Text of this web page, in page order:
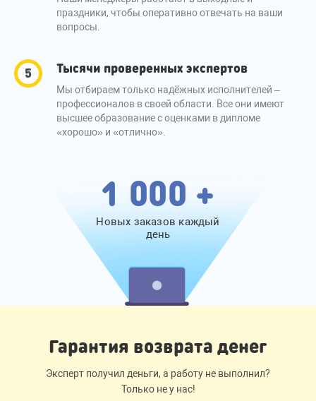
праздники, чтобы оперативно отвечать на ваши
вопросы.
Тысячи проверенных экспертов
Мы отбираем только надёжных исполнителей –
профессионалов в своей области. Все они имеют
высшее образование с оценками в дипломе
«хорошо» и «отлично».
1 000 +
Новых заказов каждый
день
Гарантия возврата денег
Эксперт получил деньги, а работу не выполнил?
Только не у нас!